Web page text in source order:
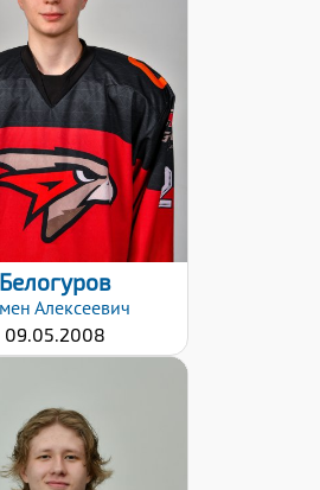
Вес:
72
Хват клюшки:
Правый
Разряд:
1юн
Дата заявки:
06.09.2024
Белогуров
Алексеевич
09.05.2008
Рост:
176
Вес: